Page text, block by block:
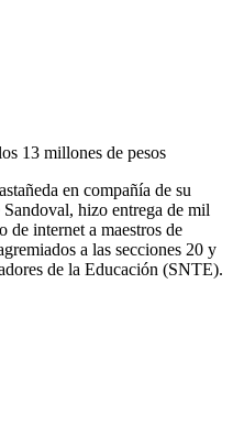
13 millones de pesos
en compañía de su
hizo entrega de mil
de internet a maestros de
a las secciones 20 y
de la Educación (SNTE).